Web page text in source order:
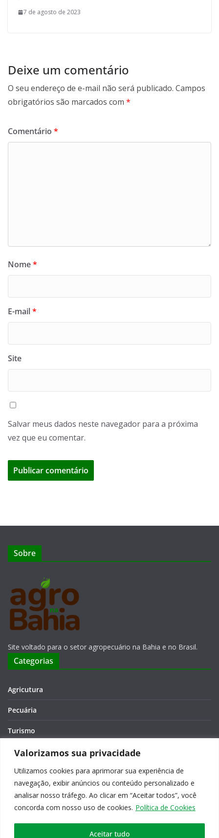
Valorizamos sua privacidade
Utilizamos cookies para aprimorar sua experiência de
navegação, exibir anúncios ou conteúdo personalizado e
analisar nosso tráfego. Ao clicar em “Aceitar todos”, você
concorda com nosso uso de cookies. Política de Cookies
Aceitar tudo
7 de agosto de 2023
Deixe um comentário
O seu endereço de e-mail não será publicado. Campos
obrigatórios são marcados com *
Comentário *
Nome*
E-mail*
Site
Salvar meus dados neste navegador para a próxima
vez que eu comentar.
Sobre
Site voltado para o setor agropecuário na Bahia e no Brasil.
Categorias
Agricutura
Pecuária
Turismo
Economia
Meio Ambiente
Editora: Verônica Macêdo